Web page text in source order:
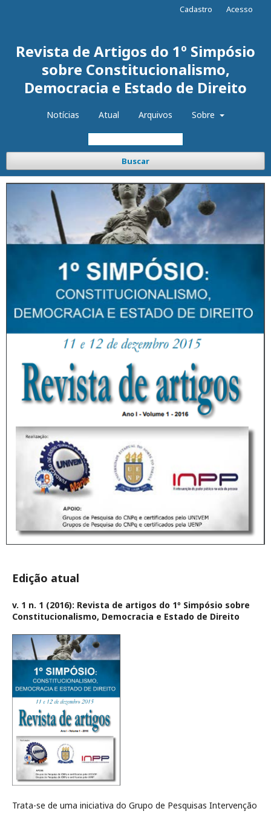
Revista de Artigos do 1º Simpósio
sobre Constitucionalismo,
Democracia e Estado de Direito
Notícias Atual Arquivos Sobre
Buscar
Cadastro Acesso
Edição atual
v. 1 n. 1 (2016): Revista de artigos do 1º Simpósio sobre
Constitucionalismo, Democracia e Estado de Direito
Trata-se de uma iniciativa do Grupo de Pesquisas Intervenção